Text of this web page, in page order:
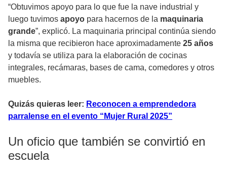
“Obtuvimos apoyo para lo que fue la nave industrial y
luego tuvimos apoyo para hacernos de la maquinaria
grande”, explicó. La maquinaria principal continúa siendo
la misma que recibieron hace aproximadamente 25 años
y todavía se utiliza para la elaboración de cocinas
integrales, recámaras, bases de cama, comedores y otros
muebles.
Quizás quieras leer: Reconocen a emprendedora
parralense en el evento “Mujer Rural 2025”
Un oficio que también se convirtió en
escuela